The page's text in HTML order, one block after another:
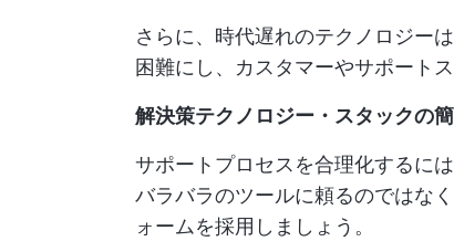
さらに、時代遅れのテクノロジー
困難にし、カスタマーやサポート
解決策テクノロジー・スタックの
サポートプロセスを合理化するに
バラバラのツールに頼るのではな
ォームを採用しましょう。